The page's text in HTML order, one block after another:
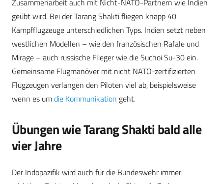
Zusammenarbeit auch mit Nicht-NATO-Partnern wie Indien
geübt wird. Bei der Tarang Shakti fliegen knapp 40
Kampfflugzeuge unterschiedlichen Typs. Indien setzt neben
westlichen Modellen – wie den französischen Rafale und
Mirage – auch russische Flieger wie die Suchoi Su-30 ein.
Gemeinsame Flugmanöver mit nicht NATO-zertifizierten
Flugzeugen verlangen den Piloten viel ab, beispielsweise
wenn es umdie Kommunikation geht.
Übungen wie Tarang Shakti bald alle
vier Jahre
Der Indopazifik wird auch für die Bundeswehr immer